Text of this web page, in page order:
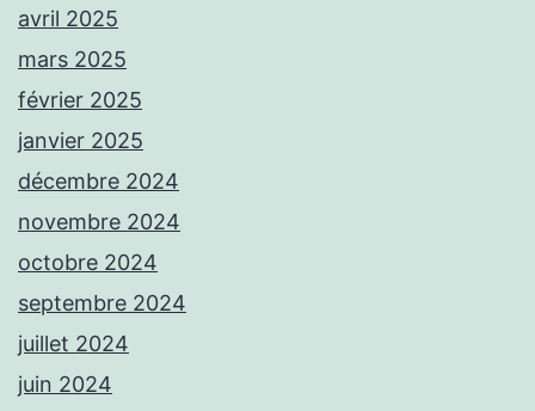
avril 2025
mars 2025
février 2025
janvier 2025
décembre 2024
novembre 2024
octobre 2024
septembre 2024
juillet 2024
juin 2024